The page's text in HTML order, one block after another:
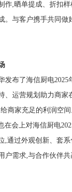
作,晒单提成、折扣
。与客户携手共同做
布了海信厨电2025
、运营规划助力商家
商家充足的利润空
会上对海信厨电
,通过外观创新、套
户需求,与合作伙伴共